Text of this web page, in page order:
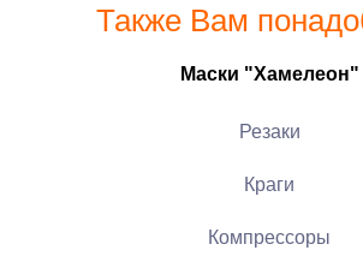
Также Вам
Маски "Хамелеон"
Резаки
Краги
Компрессоры